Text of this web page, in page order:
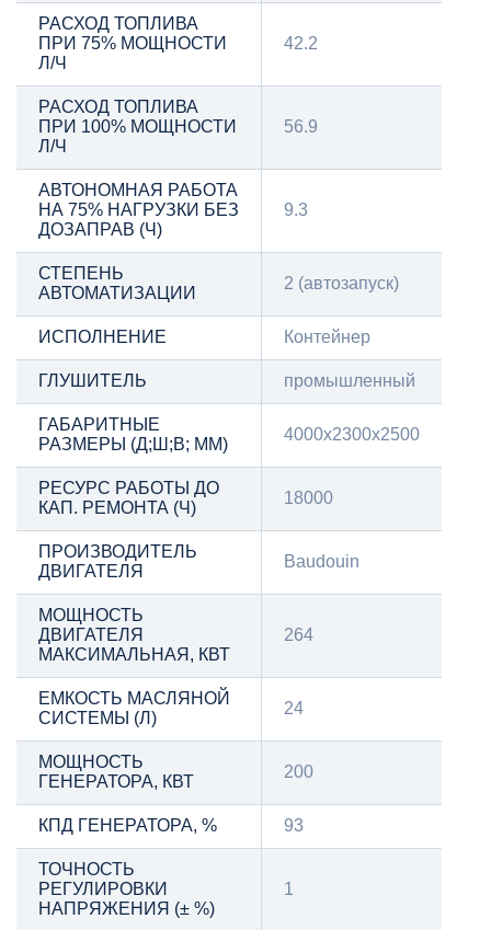
РАСХОД ТОПЛИВА
ПРИ 75% МОЩНОСТИ
Л/Ч
42.2
РАСХОД ТОПЛИВА
ПРИ 100% МОЩНОСТИ
Л/Ч
56.9
АВТОНОМНАЯ РАБОТА
НА 75% НАГРУЗКИ БЕЗ
ДОЗАПРАВ (Ч)
9.3
СТЕПЕНЬ
АВТОМАТИЗАЦИИ
2 (автозапуск)
ИСПОЛНЕНИЕ Контейнер
ГЛУШИТЕЛЬ промышленный
ГАБАРИТНЫЕ
РАЗМЕРЫ (Д;Ш;В; ММ)
4000х2300х2500
РЕСУРС РАБОТЫ ДО
КАП. РЕМОНТА (Ч)
18000
ПРОИЗВОДИТЕЛЬ
ДВИГАТЕЛЯ
Baudouin
МОЩНОСТЬ
ДВИГАТЕЛЯ
МАКСИМАЛЬНАЯ, КВТ
264
ЕМКОСТЬ МАСЛЯНОЙ
СИСТЕМЫ (Л)
24
МОЩНОСТЬ
ГЕНЕРАТОРА, КВТ
200
КПД ГЕНЕРАТОРА, % 93
ТОЧНОСТЬ
РЕГУЛИРОВКИ
НАПРЯЖЕНИЯ (± %)
1